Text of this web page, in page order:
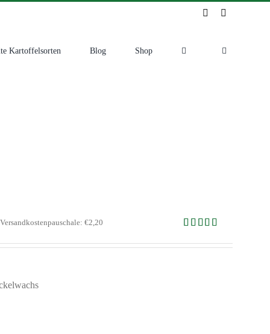
Instagram
Kartoffelsorten Blog Shop
5.00von 5
Versandkostenpauschale: €2,20